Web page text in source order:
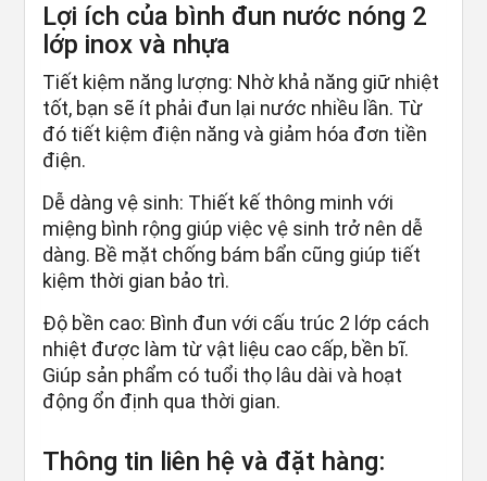
Lợi ích của bình đun nước nóng 2
lớp inox và nhựa
Tiết kiệm năng lượng: Nhờ khả năng giữ nhiệt
tốt, bạn sẽ ít phải đun lại nước nhiều lần. Từ
đó tiết kiệm điện năng và giảm hóa đơn tiền
điện.
Dễ dàng vệ sinh: Thiết kế thông minh với
miệng bình rộng giúp việc vệ sinh trở nên dễ
dàng. Bề mặt chống bám bẩn cũng giúp tiết
kiệm thời gian bảo trì.
Độ bền cao: Bình đun với cấu trúc 2 lớp cách
nhiệt được làm từ vật liệu cao cấp, bền bĩ.
Giúp sản phẩm có tuổi thọ lâu dài và hoạt
động ổn định qua thời gian.
Thông tin liên hệ và đặt hàng: